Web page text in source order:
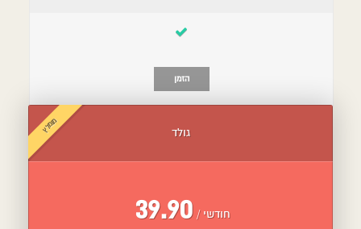
הזמן
מומלץ גולד
39.90 / חודשי